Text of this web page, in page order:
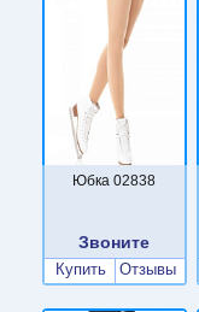
Юбка 02838
Звоните
Купить Отзывы